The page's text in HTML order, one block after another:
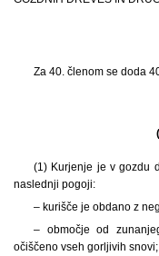
Za 40. členom se doda
(1) Kurjenje je v gozdu
naslednji pogoji:
– kurišče je obdano z
– območje od
očiščeno vseh gorljivih snovi;